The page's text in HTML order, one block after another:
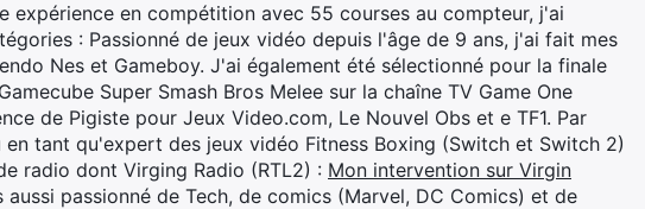
expérience en compétition avec 55 courses au compteur, j'ai
: Passionné de jeux vidéo depuis l'âge de 9 ans, j'ai fait mes
Nes et Gameboy. J'ai également été sélectionné pour la finale
Super Smash Bros Melee sur la chaîne TV Game One
de Pigiste pour Jeux Video.com, Le Nouvel Obs et e TF1. Par
en tant qu'expert des jeux vidéo Fitness Boxing (Switch et Switch 2)
radio dont Virging Radio (RTL2) : Mon intervention sur Virgin
aussi passionné de Tech, de comics (Marvel, DC Comics) et de